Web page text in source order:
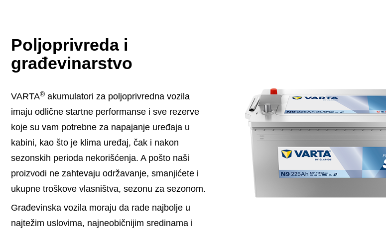
Poljoprivreda i
građevinarstvo
VARTA® akumulatori za poljoprivredna vozila
imaju odlične startne performanse i sve rezerve
koje su vam potrebne za napajanje uređaja u
kabini, kao što je klima uređaj, čak i nakon
sezonskih perioda nekorišćenja. A pošto naši
proizvodi ne zahtevaju održavanje, smanjićete i
ukupne troškove vlasništva, sezonu za sezonom.
Građevinska vozila moraju da rade najbolje u
najtežim uslovima, najneobičnijim sredinama i